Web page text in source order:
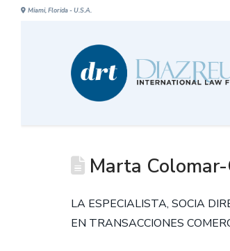
Miami, Florida - U.S.A.
Marta
LA ESPECIALISTA, SOCIA
EN TRANSACCIONES